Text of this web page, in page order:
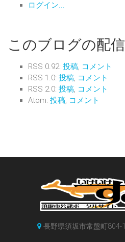
ログイン...
このブログの配信
RSS 0.92: 投稿, コメント
RSS 1.0: 投稿, コメント
RSS 2.0: 投稿, コメント
Atom: 投稿, コメント
長野県須坂市常盤町804-1